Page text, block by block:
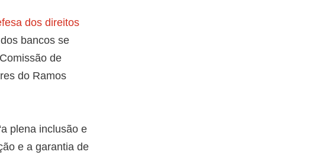
dos direitos
bancos se
de
do Ramos
plena inclusão e
e a garantia de